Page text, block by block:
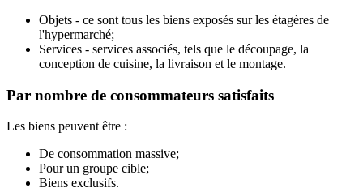
Objets - ce sont tous les biens exposés sur les étagères de
l'hypermarché;
Services - services associés, tels que le découpage, la
conception de cuisine, la livraison et le montage.
Par nombre de consommateurs satisfaits
Les biens peuvent être :
De consommation massive;
Pour un groupe cible;
Biens exclusifs.